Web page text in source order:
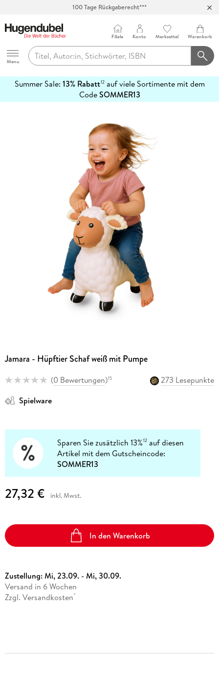
100 Tage Rückgaberecht***
Hugendubel
Menu
Filiale Konto Merkzettel Warenkorb
Summer Sale: 13% Rabatt12auf viele Sortimente mit dem
CodeSOMMER13
erfahren
Jamara - Hüpftier Schaf weiß mit Pumpe
(0 Bewertungen)15
273 Lesepunkte
Spielware
Sparen Sie zusätzlich 13%12 auf diesen
Artikel mit dem Gutscheincode:
SOMMER13
27,32 € inkl. Mwst.
In den Warenkorb
Zustellung:Mi, 23.09. - Mi, 30.09.
Versand in 6 Wochen
Zzgl. Versandkosten *